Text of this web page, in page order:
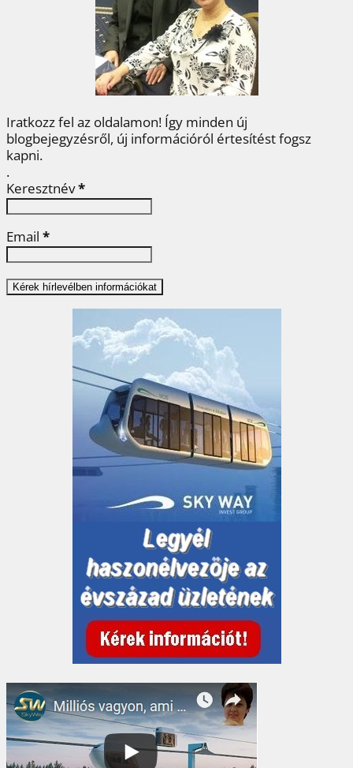
o
k
r
e
s
t
I
n
e
g
Iratkozz fel az oldalamon! Így minden új
blogbejegyzésről, új információról értesítést fogsz
kapni.
.
Keresztnév*
Email *